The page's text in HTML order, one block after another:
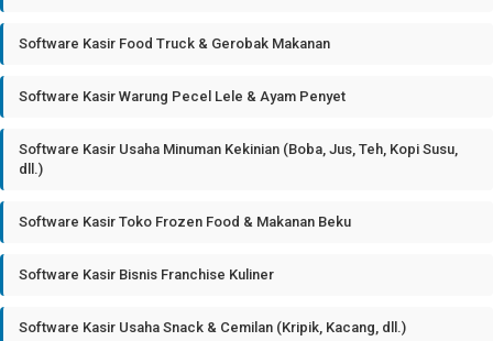
Software Kasir Food Truck & Gerobak Makanan
Software Kasir Warung Pecel Lele & Ayam Penyet
Software Kasir Usaha Minuman Kekinian (Boba, Jus, Teh, Kopi Susu,
dll.)
Software Kasir Toko Frozen Food & Makanan Beku
Software Kasir Bisnis Franchise Kuliner
Software Kasir Usaha Snack & Cemilan (Kripik, Kacang, dll.)